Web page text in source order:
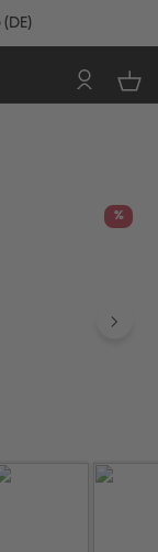
%